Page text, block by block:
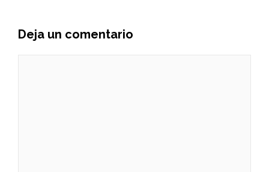
Deja un comentario